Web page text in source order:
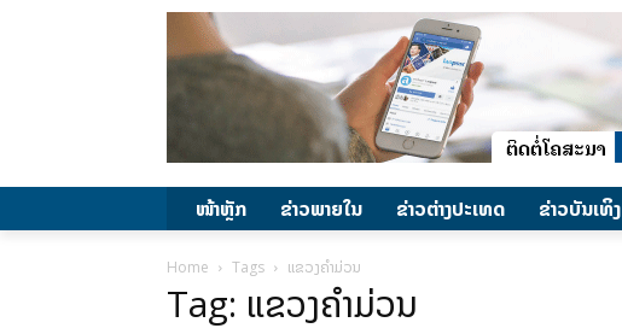
ໜ້າຫຼັກ ຂ່າວພາຍ​ໃນ ຂ່າວຕ່າງປະເທດ ​ຂ່າວບັນເທິງ
Home Tags ແຂວງຄຳມ່ວນ
Tag: ແຂວງຄຳມ່ວນ